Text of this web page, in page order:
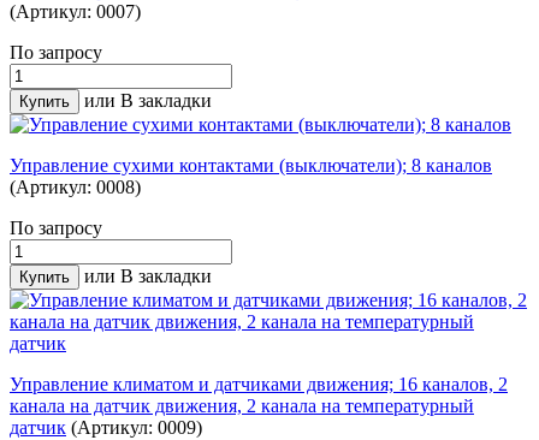
(Артикул: 0007)
По запросу
или В закладки
Управление сухими контактами (выключатели); 8 каналов
(Артикул: 0008)
По запросу
или В закладки
Управление климатом и датчиками движения; 16 каналов, 2
канала на датчик движения, 2 канала на температурный
датчик (Артикул: 0009)